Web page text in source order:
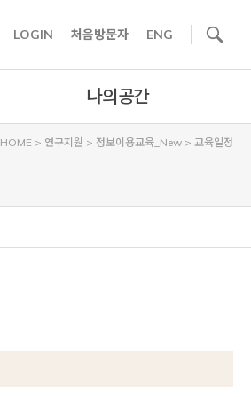
LOGIN 처음방문자 ENG
나의공간
HOME > 연구지원 > 정보이용교육_New > 교육일정